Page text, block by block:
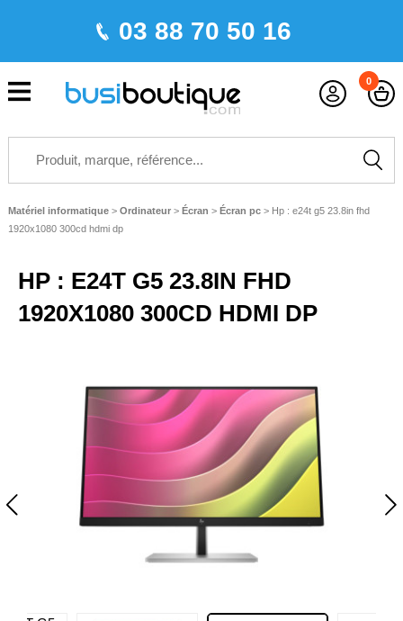
03 88 70 50 16
0
Matériel informatique > Ordinateur > Écran > Écran pc> Hp : e24t g5 23.8in fhd
1920x1080 300cd hdmi dp
HP : E24T G5 23.8IN FHD
1920X1080 300CD HDMI DP